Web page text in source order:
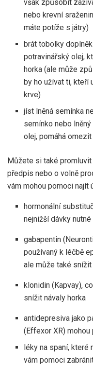
však způsobit
nebo krevní
máte potíže s játry)
bráttobolky
potravinářský olej,
horka (ale může
by ho užívat ti, kteří
krve)
jíst lněná semínka
semínko nebo
olej, pomáhá
Můžete si také
předpis nebo o volně
vám mohou pomoci najít
hormonální
nejnižší dávky
gabapentin
používaný k léčbě
ale může také snížit
klonidin (Kapvay),
snížit návaly horka
antidepresiva jako
(Effexor XR)
léky na spaní, které
vám pomoci